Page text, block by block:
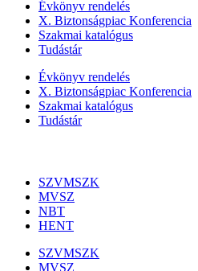
Évkönyv rendelés
X. Biztonságpiac Konferencia
Szakmai katalógus
Tudástár
Évkönyv rendelés
X. Biztonságpiac Konferencia
Szakmai katalógus
Tudástár
SZVMSZK
MVSZ
NBT
HENT
SZVMSZK
MVSZ